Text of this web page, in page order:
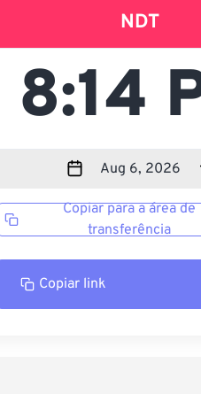
NDT
Copiar para a área de
transferência
Copiar link